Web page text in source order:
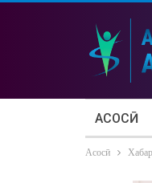
АСОСӢ
Асосӣ Хабар